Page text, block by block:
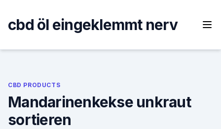
content
cbd öl eingeklemmt nerv
CBD PRODUCTS
Mandarinenkekse unkraut
sortieren